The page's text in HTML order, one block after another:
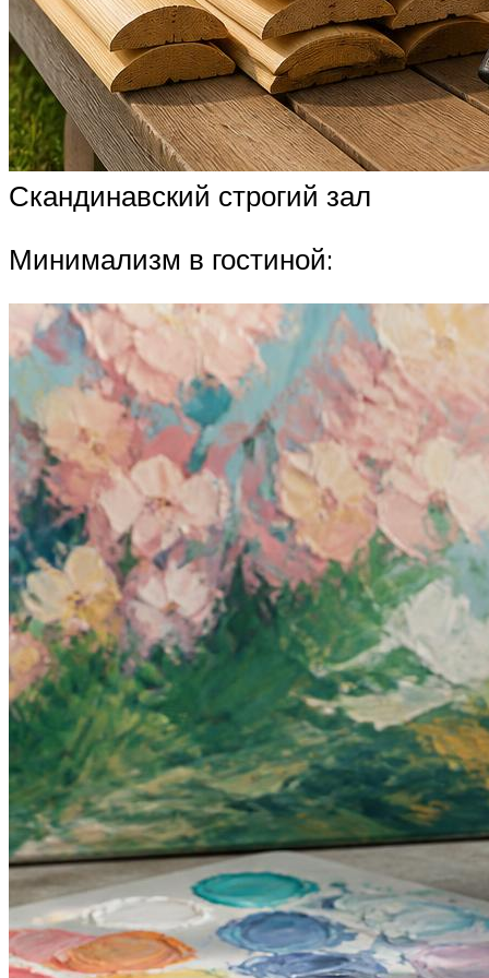
Скандинавский строгий зал
Минимализм в гостиной: